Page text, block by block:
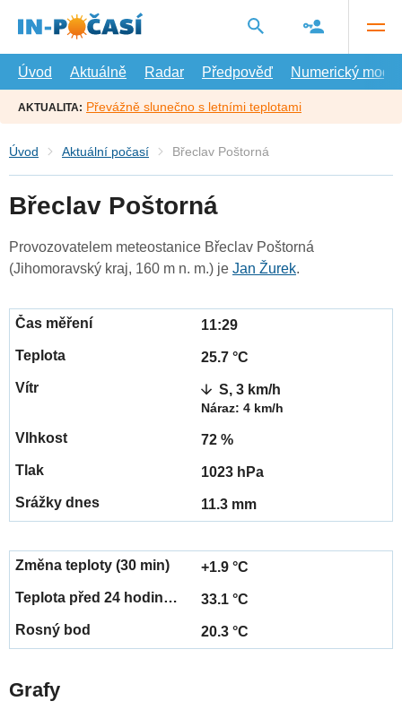
hlavní
Úvod
Aktuálně Radar Předpověď Numerický model
AKTUALITA: Převážně slunečno s letními teplotami
Úvod Aktuální počasí Břeclav Poštorná
Břeclav Poštorná
Provozovatelem meteostanice Břeclav Poštorná
(Jihomoravský kraj, 160 m n. m.) je Jan Žurek.
11:29
25.7 °C
S, 3 km/h
Náraz: 4 km/h
72 %
1023 hPa
11.3 mm
+1.9 °C
33.1 °C
20.3 °C
Grafy